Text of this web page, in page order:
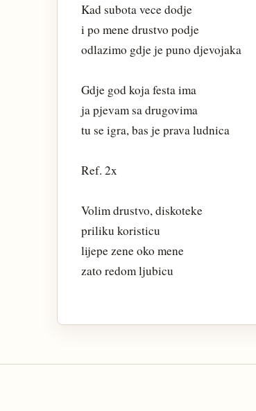
Kad subota vece dodje
i po mene drustvo podje
odlazimo gdje je puno djevojaka
Gdje god koja festa ima
ja pjevam sa drugovima
tu se igra, bas je prava ludnica
Ref. 2x
Volim drustvo, diskoteke
priliku koristicu
lijepe zene oko mene
zato redom ljubicu